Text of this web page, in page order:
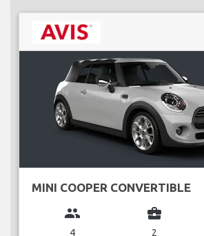
MINI COOPER CONVERTIBLE
group
4
business_center
2